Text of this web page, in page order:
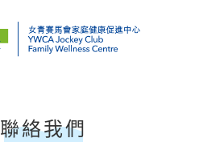
聯絡我們